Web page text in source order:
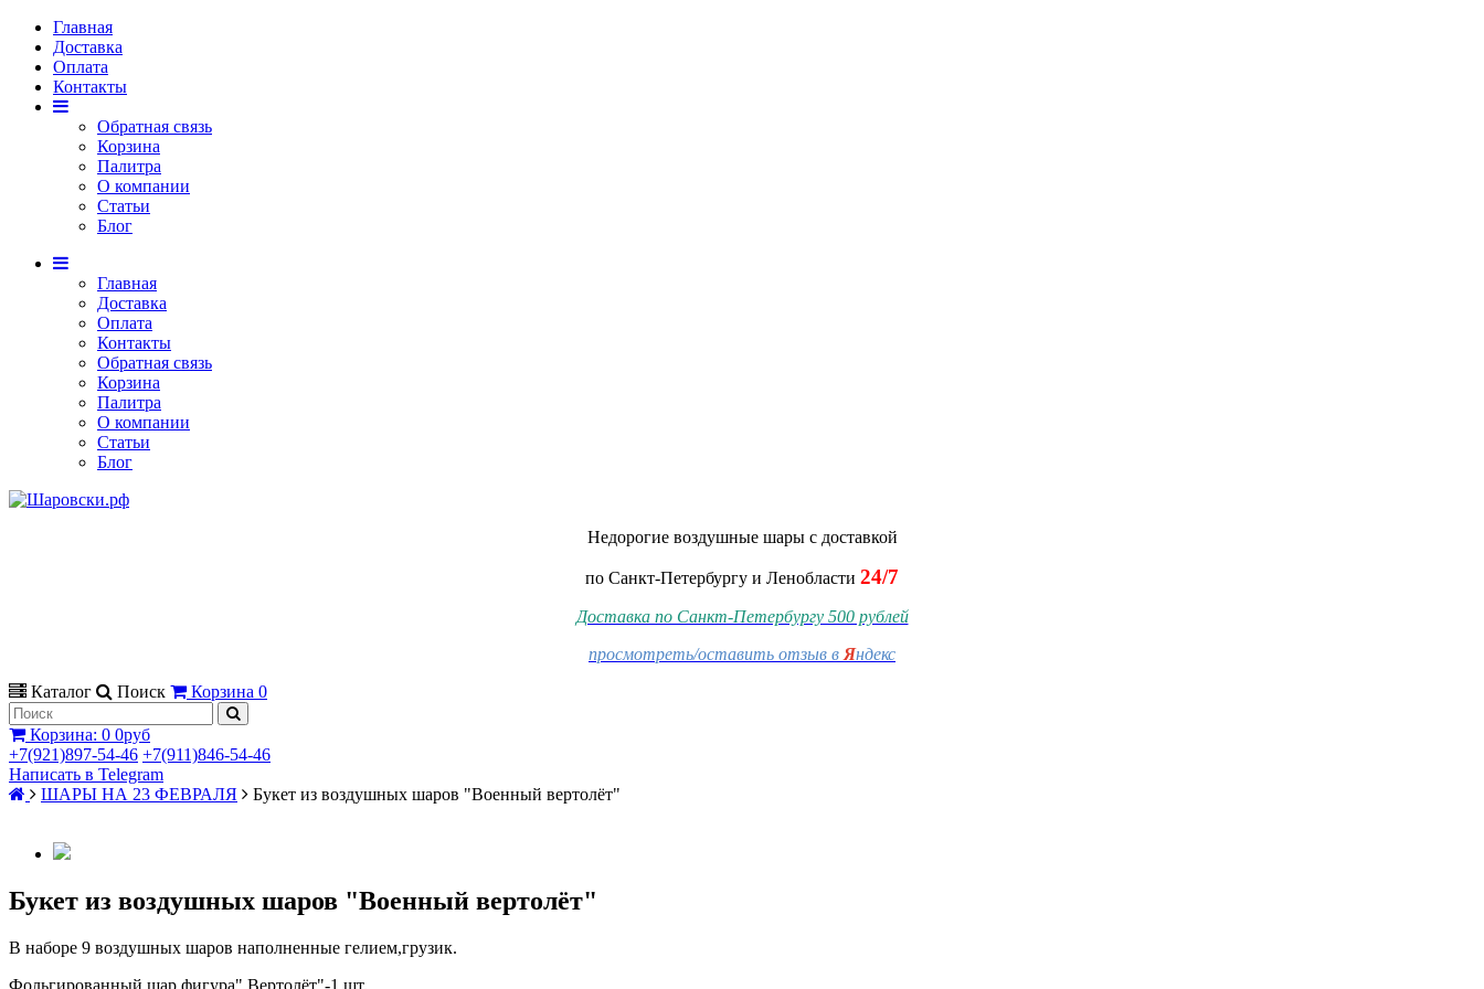
Главная
Доставка
Оплата
Контакты
Обратная связь
Корзина
Палитра
О компании
Статьи
Блог
Главная
Доставка
Оплата
Контакты
Обратная связь
Корзина
Палитра
О компании
Статьи
Блог
Недорогие воздушные шары с доставкой
по Санкт-Петербургу и Ленобласти 24/7
Доставка по Санкт-Петербургу 500 рублей
просмотреть/оставить отзыв в Яндекс
Каталог
Поиск Корзина 0
Корзина: 0 0руб
+7(921)897-54-46 +7(911)846-54-46
Написать в Telegram
ШАРЫ НА 23 ФЕВРАЛЯ
Букет из воздушных шаров "Военный вертолёт"
Букет из воздушных шаров "Военный вертолёт"
В наборе 9 воздушных шаров наполненные гелием,грузик.
Фольгированный шар фигура" Вертолёт"-1 шт.